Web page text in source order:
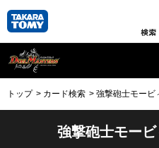
検索
トップ カード検索 強撃砲士モービ
強撃砲士モービ